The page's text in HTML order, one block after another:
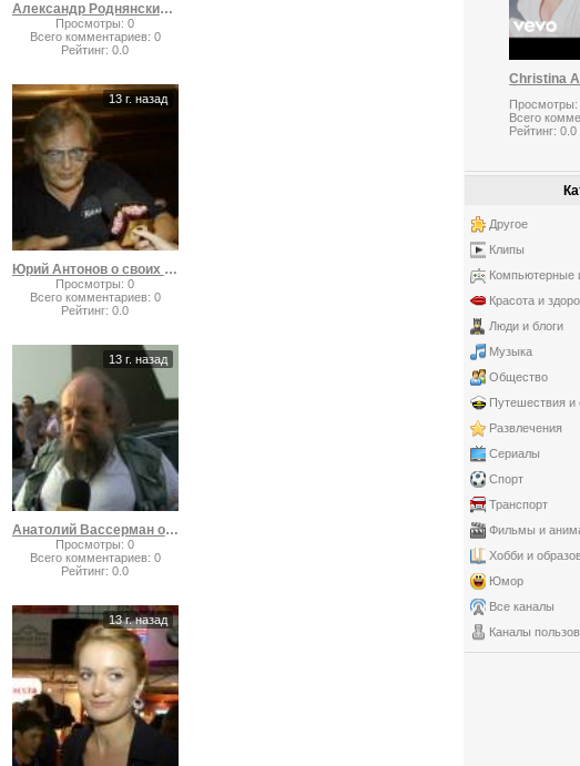
Александр Роднянский о лучшем фильме
Просмотры:0
Всего комментариев: 0
Рейтинг:0.0
13 г. назад
Юрий Антонов о своих доходах
Просмотры:0
Всего комментариев: 0
Рейтинг:0.0
13 г. назад
Анатолий Вассерман о лучшем фильме
Просмотры:0
Всего комментариев: 0
Рейтинг:0.0
13 г. назад
Всего
Рейтинг:0.0
Другое
Клипы
Компьютерные
Красота и
Люди и блоги
Музыка
Общество
Путешествия и
Развлечения
Сериалы
Спорт
Транспорт
Фильмы и
Хобби и
Юмор
Все каналы
Каналы